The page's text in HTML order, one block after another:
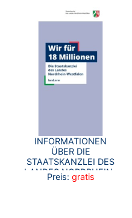
INFORMATIONEN
ÜBER DIE
STAATSKANZLEI DES
LANDES NORDRHEIN-
WESTFALEN UND IHRE
Preis: gratis